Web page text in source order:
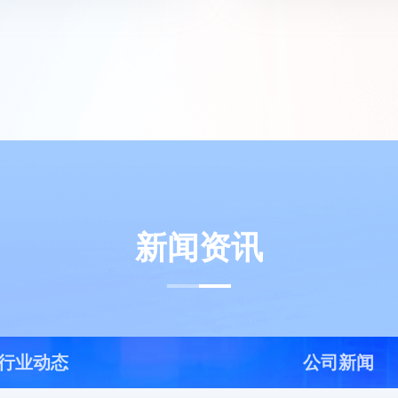
新闻资讯
业动态 公司新闻